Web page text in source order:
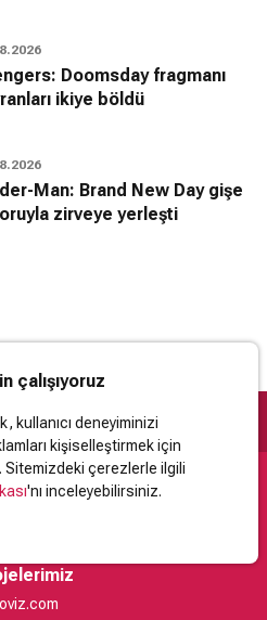
Doomsday fragmanı
ikiye böldü
Man: Brand New Day gişe
zirveye yerleşti
çalışıyoruz
kullanıcı deneyiminizi
kişiselleştirmek için
Sitemizdeki çerezlerle ilgili
'nı inceleyebilirsiniz.
Sözleşmesi